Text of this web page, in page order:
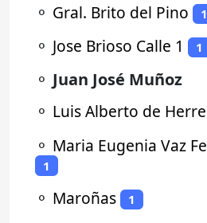
⚬ Gral. Brito del Pino 1
⚬ Jose Brioso Calle 1 1
⚬ Juan José Muñoz
⚬ Luis Alberto de
⚬ Maria Eugenia Vaz
1
⚬ Maroñas 1